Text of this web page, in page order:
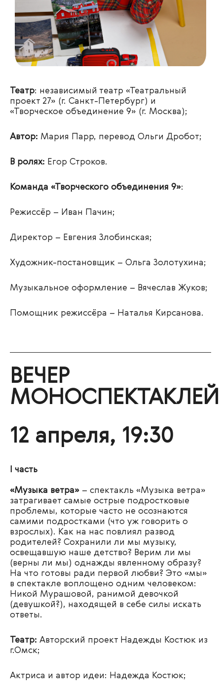
Театр: независимый театр «Театральный
проект 27» (г. Санкт-Петербург) и
«Творческое объединение 9» (г. Москва);
Автор: Мария Парр, перевод Ольги Дробот;
В ролях: Егор Строков.
Команда «Творческого объединения 9»:
Режиссёр – Иван Пачин;
Директор – Евгения Злобинская;
Художник-постановщик – Ольга Золотухина;
Музыкальное оформление – Вячеслав Жуков;
Помощник режиссёра – Наталья Кирсанова.
ВЕЧЕР
МОНОСПЕКТАКЛЕЙ
12 апреля, 19:30
I часть
«Музыка ветра» – спектакль «Музыка ветра»
затрагивает самые острые подростковые
проблемы, которые часто не осознаются
самими подростками (что уж говорить о
взрослых). Как на нас повлиял развод
родителей? Сохранили ли мы музыку,
освещавшую наше детство? Верим ли мы
(верны ли мы) однажды явленному образу?
На что готовы ради первой любви? Это «мы»
в спектакле воплощено одним человеком:
Никой Мурашовой, ранимой девочкой
(девушкой?), находящей в себе силы искать
ответы.
Театр: Авторский проект Надежды Костюк из
г.Омск;
Актриса и автор идеи: Надежда Костюк;